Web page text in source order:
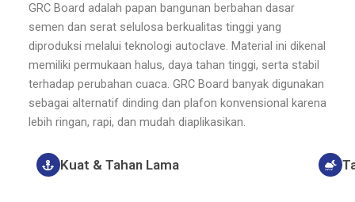
GRC Board adalah papan bangunan berbahan dasar
semen dan serat selulosa berkualitas tinggi yang
diproduksi melalui teknologi autoclave. Material ini dikenal
memiliki permukaan halus, daya tahan tinggi, serta stabil
terhadap perubahan cuaca. GRC Board banyak digunakan
sebagai alternatif dinding dan plafon konvensional karena
lebih ringan, rapi, dan mudah diaplikasikan.
Kuat & Tahan Lama